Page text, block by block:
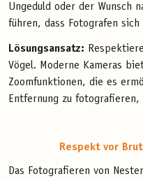
Ungeduld oder der Wunsch
führen, dass Fotografen
Lösungsansatz:
Vögel. Moderne Kameras
Zoomfunktionen, die es
Entfernung zu fotografieren,
Respekt vor
Das Fotografieren von